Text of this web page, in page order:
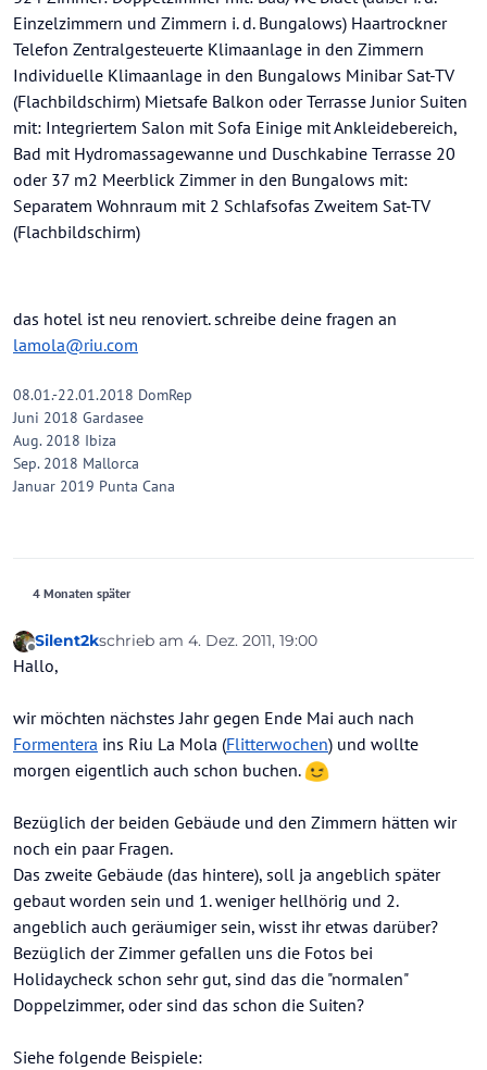
Einzelzimmern und Zimmern i. d. Bungalows) Haartrockner
Telefon Zentralgesteuerte Klimaanlage in den Zimmern
Individuelle Klimaanlage in den Bungalows Minibar Sat-TV
(Flachbildschirm) Mietsafe Balkon oder Terrasse Junior Suiten
mit: Integriertem Salon mit Sofa Einige mit Ankleidebereich,
Bad mit Hydromassagewanne und Duschkabine Terrasse 20
oder 37 m2 Meerblick Zimmer in den Bungalows mit:
Separatem Wohnraum mit 2 Schlafsofas Zweitem Sat-TV
(Flachbildschirm)
das hotel ist neu renoviert. schreibe deine fragen an
lamola@riu.com
08.01.-22.01.2018 DomRep
Juni 2018 Gardasee
Aug. 2018 Ibiza
Sep. 2018 Mallorca
Januar 2019 Punta Cana
4 Monaten später
Offline
Silent2kschrieb am 4. Dez. 2011, 19:00
zuletzt editiert von
Hallo,
wir möchten nächstes Jahr gegen Ende Mai auch nach
Formentera ins Riu La Mola (Flitterwochen) und wollte
morgen eigentlich auch schon buchen.
Bezüglich der beiden Gebäude und den Zimmern hätten wir
noch ein paar Fragen.
Das zweite Gebäude (das hintere), soll ja angeblich später
gebaut worden sein und 1. weniger hellhörig und 2.
angeblich auch geräumiger sein, wisst ihr etwas darüber?
Bezüglich der Zimmer gefallen uns die Fotos bei
Holidaycheck schon sehr gut, sind das die "normalen"
Doppelzimmer, oder sind das schon die Suiten?
Siehe folgende Beispiele: